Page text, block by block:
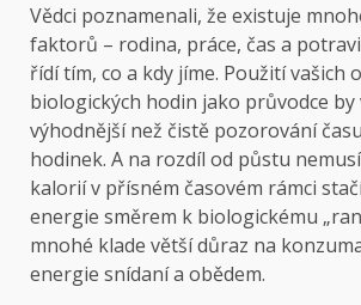
Vědci poznamenali, že existuje
faktorů – rodina, práce, čas a
řídí tím, co a kdy jíme. Použití vašich
biologických hodin jako průvodce
výhodnější než čistě pozorování
hodinek. A na rozdíl od půstu
kalorií v přísném časovém rámci
energie směrem k biologickému
mnohé klade větší důraz na
energie snídaní a obědem.